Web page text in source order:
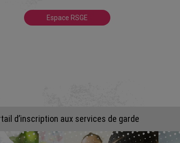
Espace RSGE
d’inscription aux services de garde